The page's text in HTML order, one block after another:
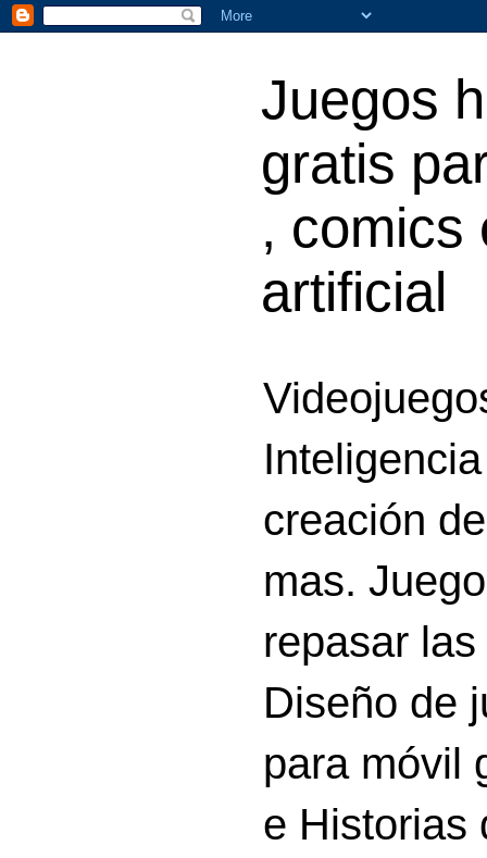
Juegos
gratis
, comics
artificial
creación
mas.
repasar
Diseño de
para móvil
e Historias